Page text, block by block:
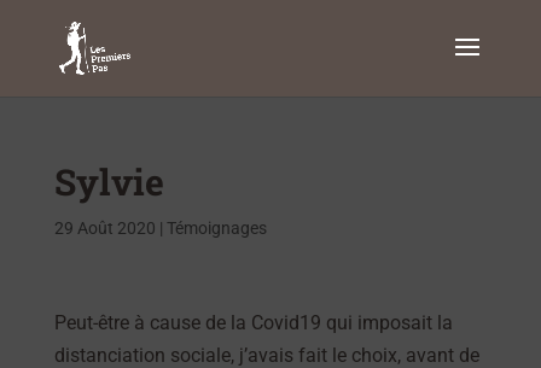
Sylvie
29 Août 2020 | Témoignages
Peut-être à cause de la Covid19 qui imposait la
distanciation sociale, j’avais fait le choix, avant de